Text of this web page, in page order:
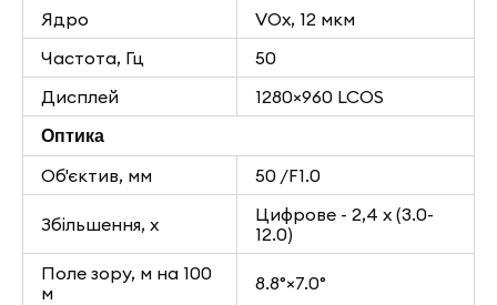
Ядро
VOx, 12 мкм
Частота, Гц
50
Дисплей
1280×960 LCOS
Оптика
Об'єктив, мм 50 /F1.0
Збільшення, х
Цифрове - 2,4 х (3.0-
12.0)
Поле зору, м на 100
м
8.8°×7.0°